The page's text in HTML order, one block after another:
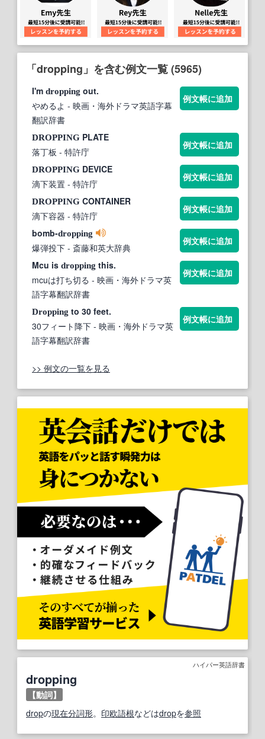
「dropping」を含む例文一覧 (5965)
I'm dropping out.
やめるよ - 映画・海外ドラマ英語字幕
翻訳辞書
例文帳に追加
DROPPING PLATE
落丁板 - 特許庁
例文帳に追加
DROPPING DEVICE
滴下装置 - 特許庁
例文帳に追加
DROPPING CONTAINER
滴下容器 - 特許庁
例文帳に追加
bomb-dropping
爆弾投下 - 斎藤和英大辞典
例文帳に追加
Mcu is dropping this.
mcuは打ち切る - 映画・海外ドラマ英
語字幕翻訳辞書
例文帳に追加
Dropping to 30 feet.
30フィート降下 - 映画・海外ドラマ英
語字幕翻訳辞書
例文帳に追加
>> 例文の一覧を見る
ハイパー英語辞書
dropping
【動詞】
dropの現在分詞形。 印欧語根などはdropを参照